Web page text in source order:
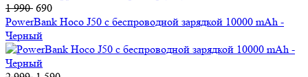
1 990 690
PowerBank Hoco J50 с беспроводной зарядкой 10000 mAh -
Черный